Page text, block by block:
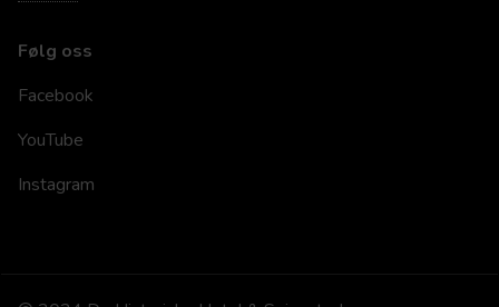
Følg oss
Facebook
YouTube
Instagram